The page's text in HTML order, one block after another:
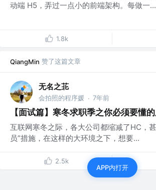
动端 H5，弄过一点小的前端架构。每做一...
1.8k
QiangMin 赞了这篇文章
无名之苝
会拍照的程序媛 · 7年前
【面试篇】寒冬求职季之你必须要懂
互联网寒冬之际，各大公司都缩减了HC，
员”措施，在这样的大环境之下，想要...
2.5k
APP内打开